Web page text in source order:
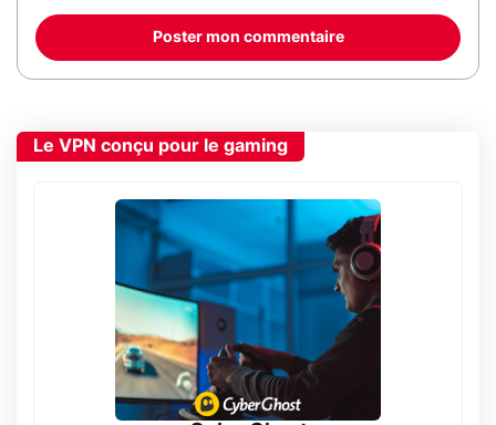
Poster mon commentaire
Le VPN conçu pour le gaming